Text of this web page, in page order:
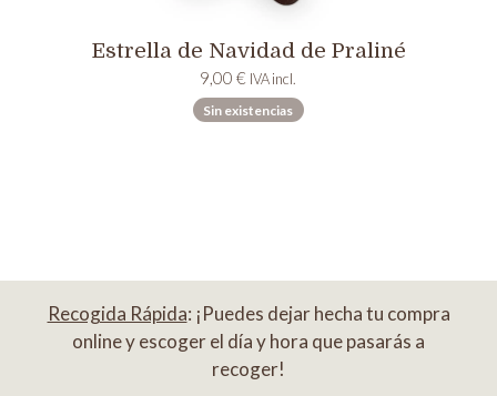
Estrella de Navidad de Praliné
9,00€ IVA incl.
Sin existencias
Recogida Rápida: ¡Puedes dejar hecha tu compra
online y escoger el día y hora que pasarás a
recoger!